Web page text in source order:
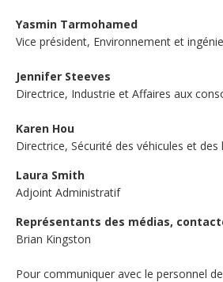
Yasmin Tarmohamed
Vice président, Environnement et
Jennifer Steeves
Directrice, Industrie et Affaires aux
Karen Hou
Directrice, Sécurité des véhicules et des
Laura Smith
Adjoint Administratif
Représentants des médias,
Brian Kingston
Pour communiquer avec le personnel de